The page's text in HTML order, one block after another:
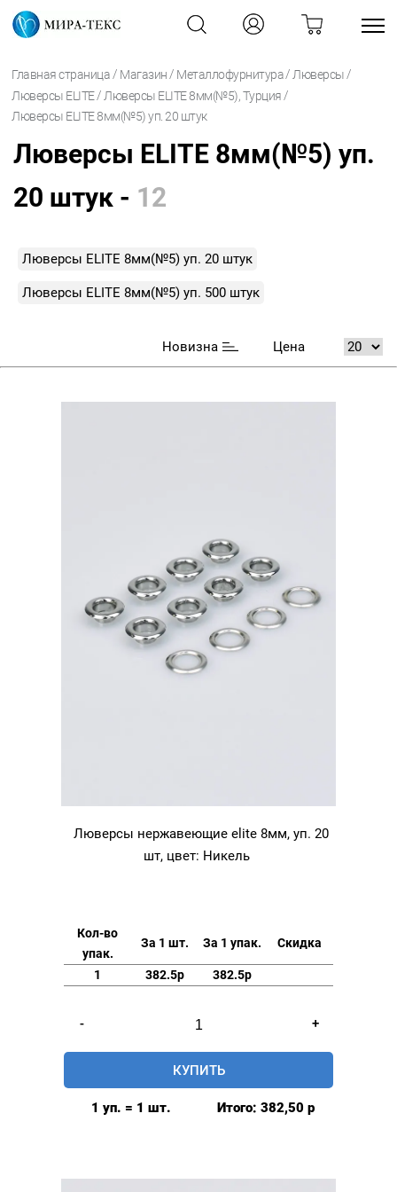
Главная страница / Магазин / Металлофурнитура / Люверсы /
Люверсы ELITE / Люверсы ELITE 8мм(№5), Турция /
Люверсы ELITE 8мм(№5) уп. 20 штук
Люверсы ELITE 8мм(№5) уп.
20 штук - 12
Люверсы ELITE 8мм(№5) уп. 20 штук
Люверсы ELITE 8мм(№5) уп. 500 штук
Новизна Цена
Люверсы нержавеющие elite 8мм, уп. 20
шт, цвет: Никель
Кол-во
упак.
За 1 шт. За 1 упак. Скидка
1 382.5р 382.5р
-
Люверсы
нержавеющие
+
КУПИТЬ
1 уп. = 1 шт. Итого: 382,50 р